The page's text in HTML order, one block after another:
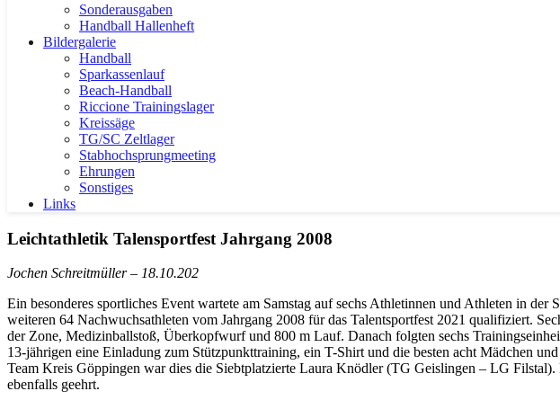
Sonderausgaben
Handball Hallenheft
Bildergalerie
Handball
Sparkassenlauf
Beach-Handball
Riccione Trainingslager
Kreissäge
TG/SC Zeltlager
Stabhochsprungmeeting
Ehrungen
Sonstiges
Links
Leichtathletik Talensportfest Jahrgang 2008
Jochen Schreitmüller – 18.10.202
Ein besonderes sportliches Event wartete am Samstag auf sechs Athletinnen und Athleten in
weiteren 64 Nachwuchsathleten vom Jahrgang 2008 für das Talentsportfest 2021 qualifiziert.
der Zone, Medizinballstoß, Überkopfwurf und 800 m Lauf. Danach folgten sechs
13-jährigen eine Einladung zum Stützpunkttraining, ein T-Shirt und die besten acht Mädchen
Team Kreis Göppingen war dies die Siebtplatzierte Laura Knödler (TG Geislingen – LG
ebenfalls geehrt.